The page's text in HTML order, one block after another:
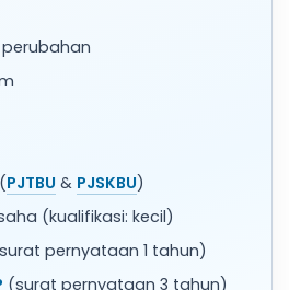
PJTBU & PJSKBU)
(kualifikasi: kecil)
pernyataan 1 tahun)
(surat pernyataan 3 tahun)